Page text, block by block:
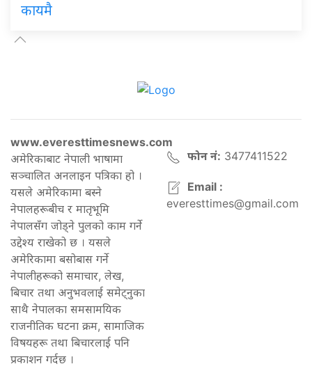
कायमै
www.everesttimesnews.com
अमेरिकाबाट नेपाली भाषामा
सञ्चालित अनलाइन पत्रिका हो ।
यसले अमेरिकामा बस्ने
नेपालहरूबीच र मातृभूमि
नेपालसँग जोड्ने पुलको काम गर्ने
उद्देश्य राखेको छ । यसले
अमेरिकामा बसोबास गर्ने
नेपालीहरूको समाचार, लेख,
बिचार तथा अनुभवलाई समेट्नुका
साथै नेपालका समसामयिक
राजनीतिक घटना क्रम, सामाजिक
विषयहरू तथा बिचारलाई पनि
प्रकाशन गर्दछ ।
फोन नं: 3477411522
Email :
everesttimes@gmail.com